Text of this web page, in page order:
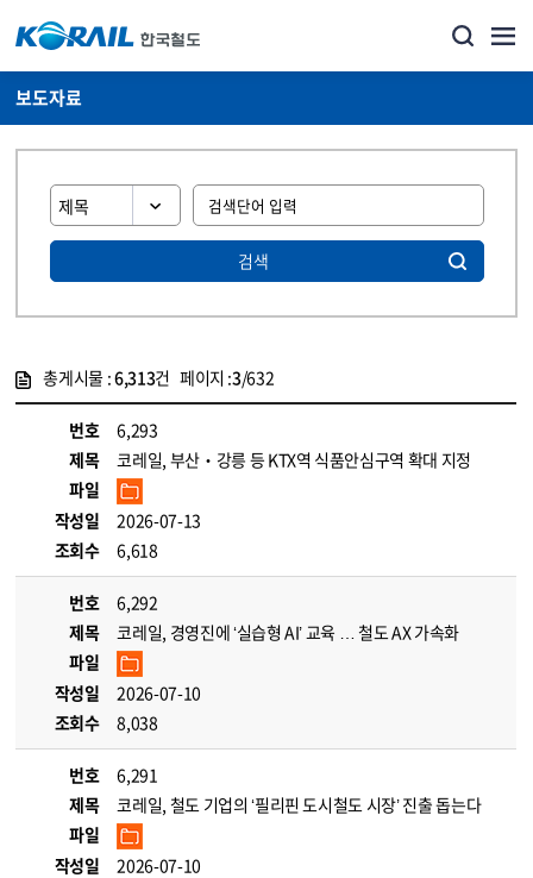
보도자료
검색
총게시물 :6,313건 페이지 :3/632
번호
6,293
제목
코레일, 부산‧강릉 등 KTX역 식품안심구역 확대 지정
파일
작성일
2026-07-13
조회수
6,618
번호
6,292
제목
코레일, 경영진에 ‘실습형 AI’ 교육 … 철도 AX 가속화
파일
작성일
2026-07-10
조회수
8,038
번호
6,291
제목
코레일, 철도 기업의 ‘필리핀 도시철도 시장’ 진출 돕는다
파일
작성일
2026-07-10